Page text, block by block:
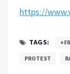
https://
TAGS:
PROTEST